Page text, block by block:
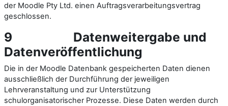
der Moodle Pty Ltd. einen Auftragsverarbeitungsvertrag
geschlossen.
9 Datenweitergabe und
Datenveröffentlichung
Die in der Moodle Datenbank gespeicherten Daten dienen
ausschließlich der Durchführung der jeweiligen
Lehrveranstaltung und zur Unterstützung
schulorganisatorischer Prozesse. Diese Daten werden durch